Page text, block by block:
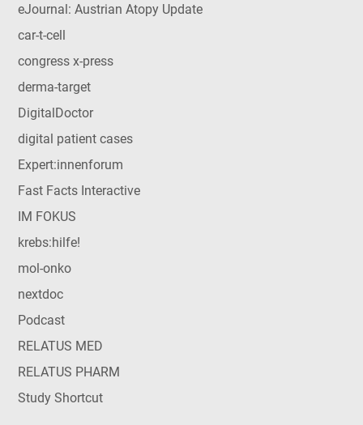
eJournal: Austrian Atopy Update
car-t-cell
congress x-press
derma-target
DigitalDoctor
digital patient cases
Expert:innenforum
Fast Facts Interactive
IM FOKUS
krebs:hilfe!
mol-onko
nextdoc
Podcast
RELATUS MED
RELATUS PHARM
Study Shortcut